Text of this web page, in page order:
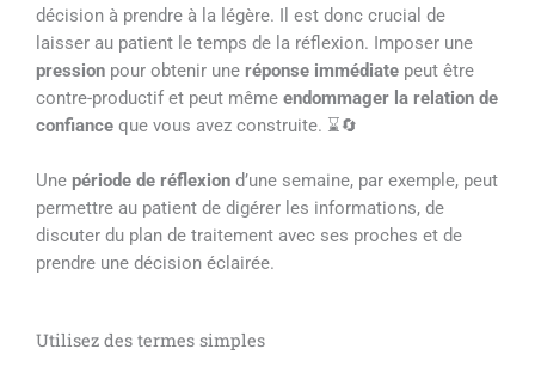
décision à prendre à la légère. Il est donc crucial de
laisser au patient le temps de la réflexion. Imposer une
pression pour obtenir une réponse immédiate peut être
contre-productif et peut même endommager la relation de
confiance que vous avez construite. ⌛🔄
Une période de réflexion d’une semaine, par exemple, peut
permettre au patient de digérer les informations, de
discuter du plan de traitement avec ses proches et de
prendre une décision éclairée.
Utilisez des termes simples